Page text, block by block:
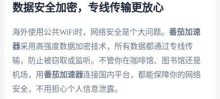
数据安全加密，专线传输更放心
海外使用公共WiFi时，网络安全是个大问题。 番茄加速
器采用高强度数据加密技术，所有数据都通过专线传
输，防止被窃取或监听。不管你在咖啡馆、图书馆还是
机场，用番茄加速器连接国内平台，都能保障你的网络
安全，不用担心个人信息泄露。